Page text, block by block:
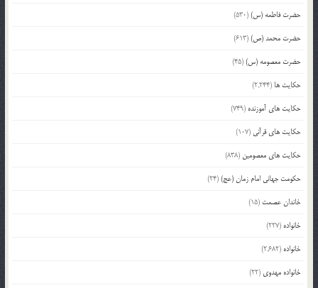
حضرت فاطمه (س)(530)
حضرت محمد (ص)(613)
حضرت معصومه (س)(45)
حکایت ها (2,244)
حکایت های آموزنده (749)
حکایت های قرآنی (107)
حکایت های معصومین (838)
حکومت جهانی امام زمان (عج)(24)
خاندان عصمت (15)
خانواده (227)
خانواده (2,682)
خانواده مهدوی (22)